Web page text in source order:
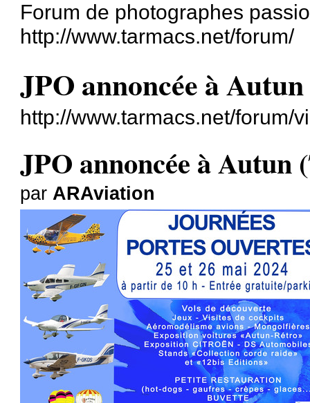
Forum de photographes
http://www.tarmacs.net/forum/
JPO annoncée à
http://www.tarmacs.net/forum/
JPO annoncée à Autun
par ARAviation